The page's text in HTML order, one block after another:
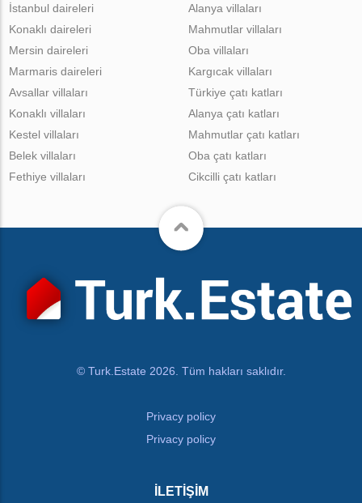
İstanbul daireleri
Konaklı daireleri
Mersin daireleri
Marmaris daireleri
Alanya villaları
Mahmutlar villaları
Oba villaları
Kargıcak villaları
Avsallar villaları
Konaklı villaları
Kestel villaları
Belek villaları
Fethiye villaları
Türkiye çatı katları
Alanya çatı katları
Mahmutlar çatı katları
Oba çatı katları
Cikcilli çatı katları
© Turk.Estate 2026. Tüm hakları saklıdır.
Privacy policy
Privacy policy
İLETIŞIM